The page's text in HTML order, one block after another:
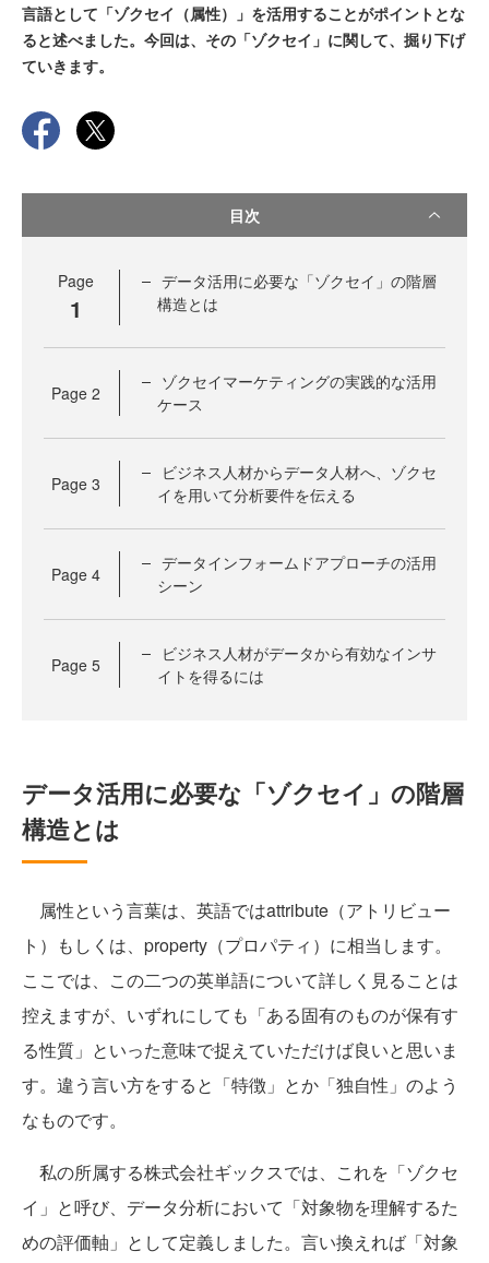
言語として「ゾクセイ（属性）」を活用することがポイントとな
ると述べました。今回は、その「ゾクセイ」に関して、掘り下げ
ていきます。
目次
Page
1
データ活用に必要な「ゾクセイ」の階層
構造とは
Page 2
ゾクセイマーケティングの実践的な活用
ケース
Page 3
ビジネス人材からデータ人材へ、ゾクセ
イを用いて分析要件を伝える
Page 4
データインフォームドアプローチの活用
シーン
Page 5
ビジネス人材がデータから有効なインサ
イトを得るには
データ活用に必要な「ゾクセイ」の階層
構造とは
属性という言葉は、英語ではattribute（アトリビュー
ト）もしくは、property（プロパティ）に相当します。
ここでは、この二つの英単語について詳しく見ることは
控えますが、いずれにしても「ある固有のものが保有す
る性質」といった意味で捉えていただけば良いと思いま
す。違う言い方をすると「特徴」とか「独自性」のよう
なものです。
私の所属する株式会社ギックスでは、これを「ゾクセ
イ」と呼び、データ分析において「対象物を理解するた
めの評価軸」として定義しました。言い換えれば「対象